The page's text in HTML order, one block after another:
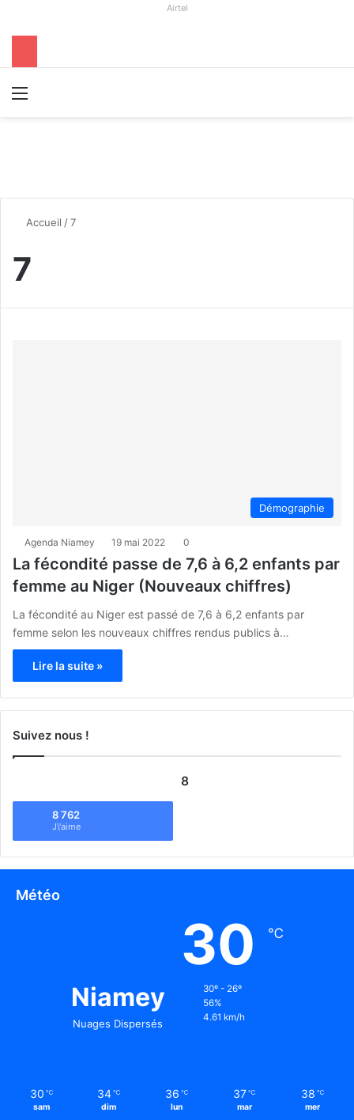
Airtel
Accueil /7
7
Démographie
Agenda Niamey 19 mai 2022 0
La fécondité passe de 7,6 à 6,2 enfants par
femme au Niger (Nouveaux chiffres)
La fécondité au Niger est passé de 7,6 à 6,2 enfants par
femme selon les nouveaux chiffres rendus publics à…
Lire la suite »
Suivez nous !
8
8 762
J\'aime
Météo
Niamey
Nuages Dispersés
30 ℃
30º - 26º
56%
4.61 km/h
30 ℃
sam
34 ℃
dim
36 ℃
lun
37 ℃
mar
38 ℃
mer